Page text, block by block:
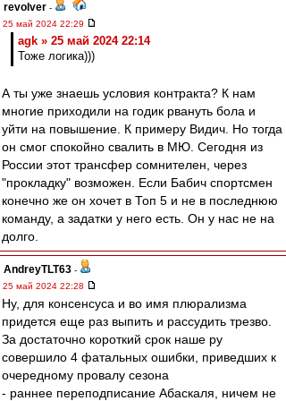
revolver -
25 май 2024 22:29
agk » 25 май 2024 22:14
Тоже логика)))
А ты уже знаешь условия контракта? К нам
многие приходили на годик рвануть бола и
уйти на повышение. К примеру Видич. Но тогда
он смог спокойно свалить в МЮ. Сегодня из
России этот трансфер сомнителен, через
"прокладку" возможен. Если Бабич спортсмен
конечно же он хочет в Топ 5 и не в последнюю
команду, а задатки у него есть. Он у нас не на
долго.
AndreyTLT63 -
25 май 2024 22:28
Ну, для консенсуса и во имя плюрализма
придется еще раз выпить и рассудить трезво.
За достаточно короткий срок наше ру
совершило 4 фатальных ошибки, приведших к
очередному провалу сезона
- раннее переподписание Абаскаля, ничем не